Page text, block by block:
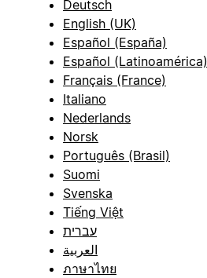
Deutsch
English (UK)
Español (España)
Español (Latinoamérica)
Français (France)
Italiano
Nederlands
Norsk
Português (Brasil)
Suomi
Svenska
Tiếng Việt
עברית
العربية
ภาษาไทย